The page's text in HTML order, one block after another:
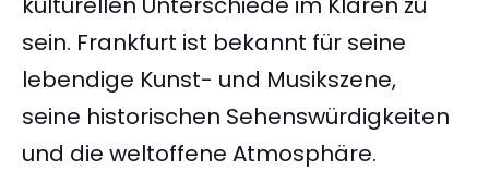
sein. Frankfurt ist bekannt für seine
lebendige Kunst- und Musikszene,
seine historischen Sehenswürdigkeiten
und die weltoffene Atmosphäre.